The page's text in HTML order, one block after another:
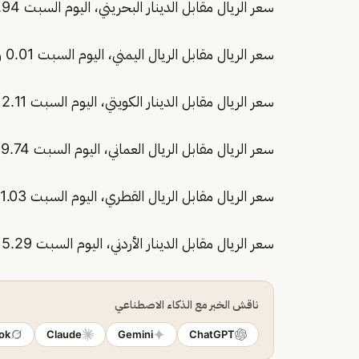
سعر الريال مقابل الدينار البحريني، اليوم السبت 9.94 ريال.
سعر الريال مقابل الريال اليمني، اليوم السبت 0.01 ريال.
سعر الريال مقابل الدينار الكويتي، اليوم السبت 12.11 ريال.
سعر الريال مقابل الريال العماني، اليوم السبت 9.74 ريال.
سعر الريال مقابل الريال القطري، اليوم السبت 1.03 ريال.
سعر الريال مقابل الدينار الأردني، اليوم السبت 5.29 ريال.
ناقش الخبر مع الذكاء الاصطناعي
ChatGPT
Gemini
Claude